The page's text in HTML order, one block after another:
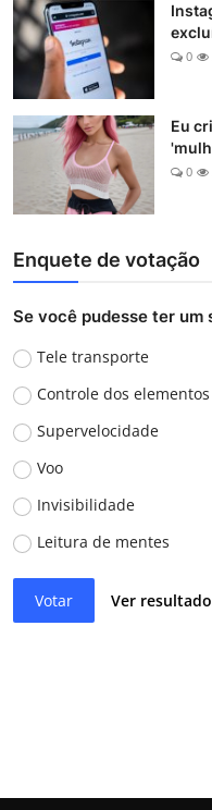
0
Eu
0
Enquete de votação
Se você pudesse ter um
Tele transporte
Controle dos elementos
Supervelocidade
Voo
Invisibilidade
Leitura de mentes
Votar Ver